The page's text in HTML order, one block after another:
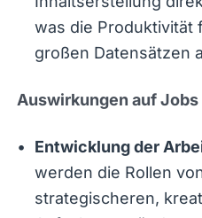
Inhaltserstellung
was die Produktivität
großen Datensätzen
Auswirkungen auf
Entwicklung der
werden die Rollen
strategischeren,